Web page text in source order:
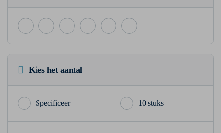
Kies het aantal
10 stuks